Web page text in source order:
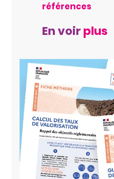
références
En voirplus